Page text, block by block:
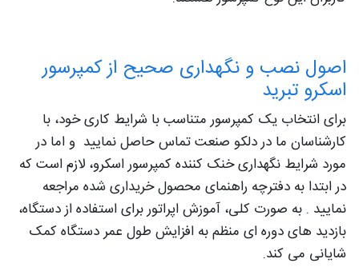
اصول نصب و نگهداری صحیح از کمپرسور
اسکرو تبرید
برای انتخاب یک کمپرسور متناسب با شرایط کاری خود، با
کارشناسان ما در دلکو صنعت تماس حاصل نمایید و اما در
مورد شرایط نگهداری خنک کننده کمپرسور اسکرو، لازم است که
در ابتدا به دفترچه راهنمای محصول خریداری شده مراجعه
نمایید . به صورت کلی، آموزش اپراتور برای استفاده از دستگاه،
بازدید های دوره ای منظم به افزایش طول عمر دستگاه کمک
شایانی می کند.